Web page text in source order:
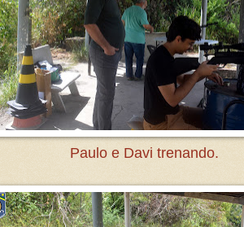
Paulo e Davi trenando.